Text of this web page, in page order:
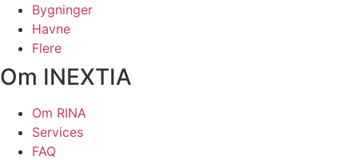
Bygninger
Havne
Flere
Om INEXTIA
Om RINA
Services
FAQ